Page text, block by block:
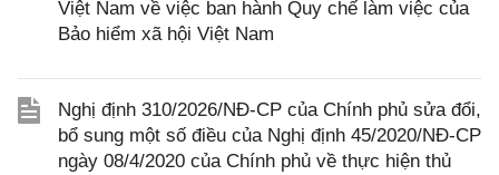
Việt Nam về việc ban hành Quy chế làm việc của
Bảo hiểm xã hội Việt Nam
Nghị định 310/2026/NĐ-CP của Chính phủ sửa đổi,
bổ sung một số điều của Nghị định 45/2020/NĐ-CP
ngày 08/4/2020 của Chính phủ về thực hiện thủ